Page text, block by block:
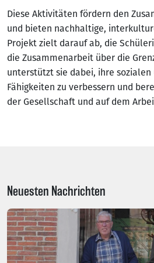
Diese Aktivitäten fördern den
und bieten nachhaltige,
Projekt zielt darauf ab, die
die Zusammenarbeit über die
unterstützt sie dabei, ihre
Fähigkeiten zu verbessern und
der Gesellschaft und auf dem
Neuesten Nachrichten